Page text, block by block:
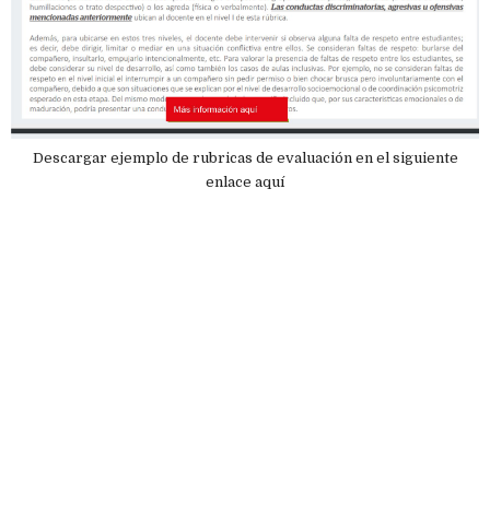
Descargar ejemplo de rubricas de evaluación en el siguiente
enlace aquí